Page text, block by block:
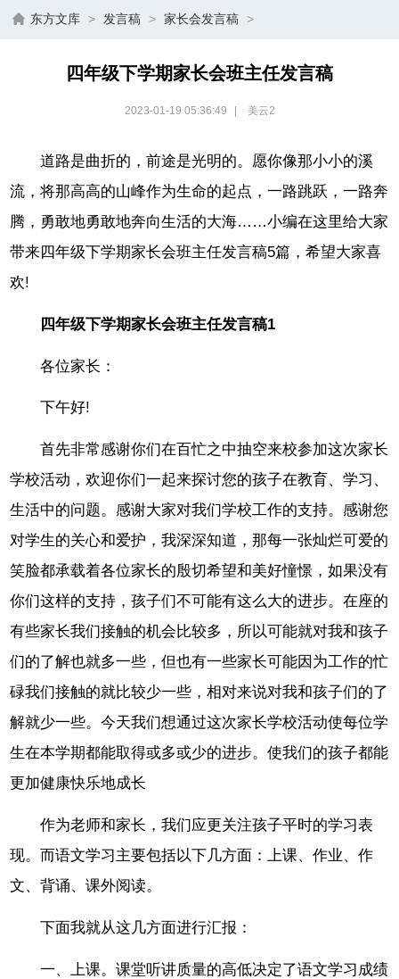
东方文库 > 发言稿 > 家长会发言稿 >
四年级下学期家长会班主任发言稿
2023-01-19 05:36:49 美云2
道路是曲折的，前途是光明的。愿你像那小小的溪
流，将那高高的山峰作为生命的起点，一路跳跃，一路奔
腾，勇敢地勇敢地奔向生活的大海……小编在这里给大家
带来四年级下学期家长会班主任发言稿5篇，希望大家喜
欢!
四年级下学期家长会班主任发言稿1
各位家长：
下午好!
首先非常感谢你们在百忙之中抽空来校参加这次家长
学校活动，欢迎你们一起来探讨您的孩子在教育、学习、
生活中的问题。感谢大家对我们学校工作的支持。感谢您
对学生的关心和爱护，我深深知道，那每一张灿烂可爱的
笑脸都承载着各位家长的殷切希望和美好憧憬，如果没有
你们这样的支持，孩子们不可能有这么大的进步。在座的
有些家长我们接触的机会比较多，所以可能就对我和孩子
们的了解也就多一些，但也有一些家长可能因为工作的忙
碌我们接触的就比较少一些，相对来说对我和孩子们的了
解就少一些。今天我们想通过这次家长学校活动使每位学
生在本学期都能取得或多或少的进步。使我们的孩子都能
更加健康快乐地成长
作为老师和家长，我们应更关注孩子平时的学习表
现。而语文学习主要包括以下几方面：上课、作业、作
文、背诵、课外阅读。
下面我就从这几方面进行汇报：
一、上课。课堂听讲质量的高低决定了语文学习成绩